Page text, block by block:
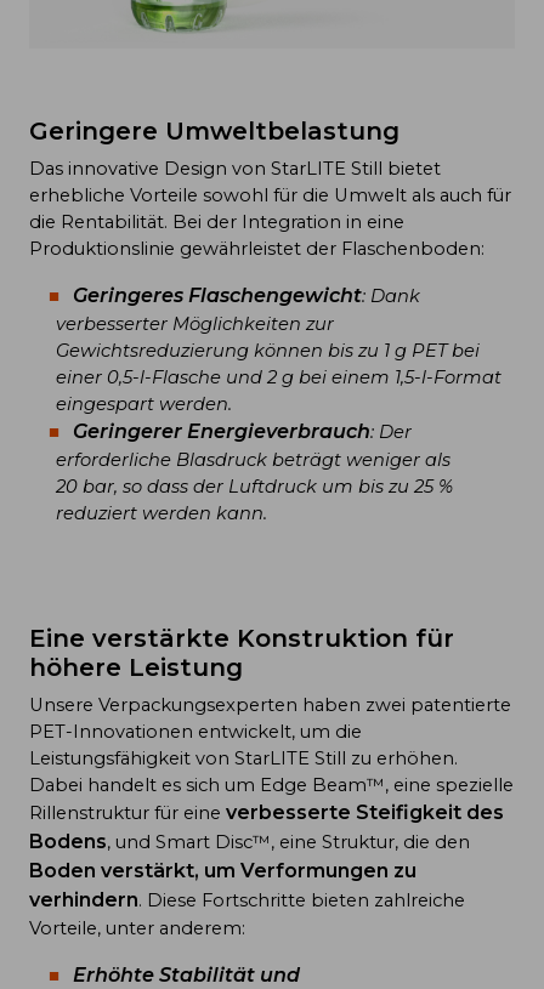
Geringere Umweltbelastung
Das innovative Design von StarLITE Still bietet
erhebliche Vorteile sowohl für die Umwelt als auch für
die Rentabilität. Bei der Integration in eine
Produktionslinie gewährleistet der Flaschenboden:
Geringeres Flaschengewicht: Dank
verbesserter Möglichkeiten zur
Gewichtsreduzierung können bis zu 1 g PET bei
einer 0,5-l-Flasche und 2 g bei einem 1,5-l-Format
eingespart werden.
Geringerer Energieverbrauch: Der
erforderliche Blasdruck beträgt weniger als
20 bar, so dass der Luftdruck um bis zu 25 %
reduziert werden kann.
Eine verstärkte Konstruktion für
höhere Leistung
Unsere Verpackungsexperten haben zwei patentierte
PET-Innovationen entwickelt, um die
Leistungsfähigkeit von StarLITE Still zu erhöhen.
Dabei handelt es sich um Edge Beam™, eine spezielle
Rillenstruktur für eine verbesserte Steifigkeit des
Bodens, und Smart Disc™, eine Struktur, die den
Boden verstärkt, um Verformungen zu
verhindern. Diese Fortschritte bieten zahlreiche
Vorteile, unter anderem:
Erhöhte Stabilität und